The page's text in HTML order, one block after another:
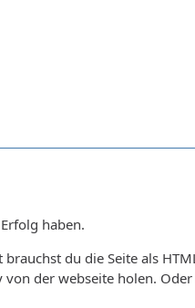
haben.
du die Seite als
der webseite holen.